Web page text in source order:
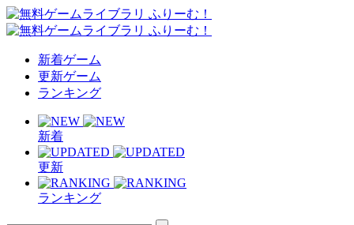
新着ゲーム
更新ゲーム
ランキング
新着
更新
ランキング